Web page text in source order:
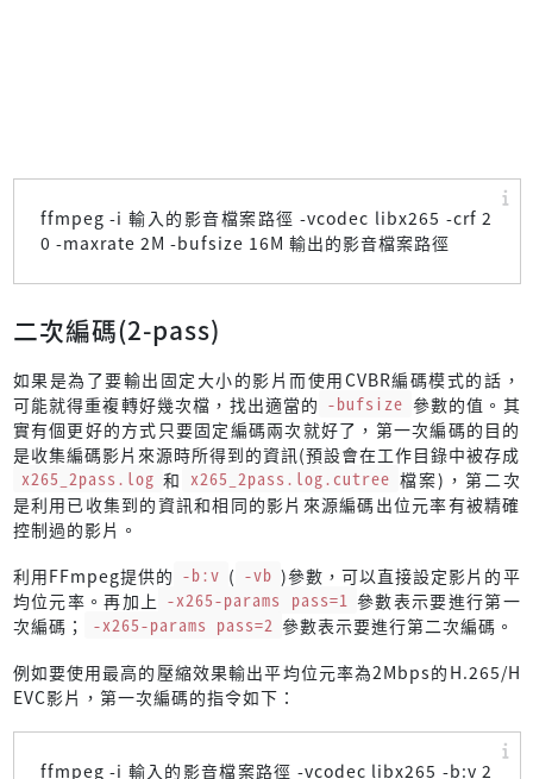
ffmpeg -i 輸入的影音檔案路徑 -vcodec libx265 -crf 2
0 -maxrate 2M -bufsize 16M 輸出的影音檔案路徑
二次編碼(2-pass)
如果是為了要輸出固定大小的影片而使用CVBR編碼模式的話，
可能就得重複轉好幾次檔，找出適當的 -bufsize 參數的值。其
實有個更好的方式只要固定編碼兩次就好了，第一次編碼的目的
是收集編碼影片來源時所得到的資訊(預設會在工作目錄中被存成
x265_2pass.log 和 x265_2pass.log.cutree 檔案)，第二次
是利用已收集到的資訊和相同的影片來源編碼出位元率有被精確
控制過的影片。
利用FFmpeg提供的 -b:v ( -vb )參數，可以直接設定影片的平
均位元率。再加上 -x265-params pass=1 參數表示要進行第一
次編碼；
-x265-params pass=2 參數表示要進行第二次編碼。
例如要使用最高的壓縮效果輸出平均位元率為2Mbps的H.265/H
EVC影片，第一次編碼的指令如下：
ffmpeg -i 輸入的影音檔案路徑 -vcodec libx265 -b:v 2